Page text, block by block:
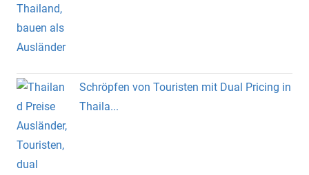
Schröpfen von Touristen mit Dual Pricing in
Thaila...